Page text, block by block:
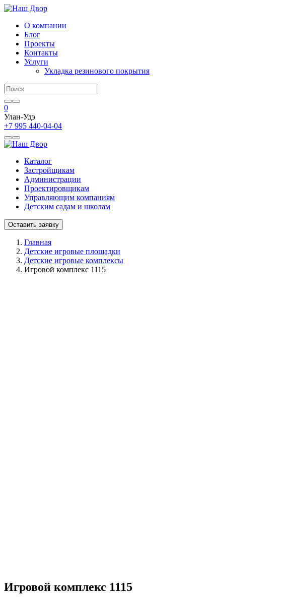
О компании
Блог
Проекты
Контакты
Услуги
Укладка резинового покрытия
0
Улан-Удэ
+7 995 440-04-04
Каталог
Застройщикам
Администрации
Проектировщикам
Управляющим компаниям
Детским садам и школам
Оставить заявку
Главная
Детские игровые площадки
Детские игровые комплексы
Игровой комплекс 1115
Игровой комплекс 1115